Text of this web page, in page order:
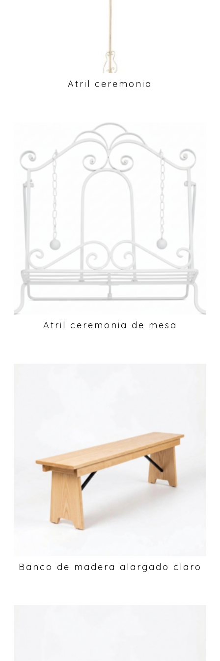
Atril ceremonia
Atril ceremonia de mesa
Banco de madera alargado claro